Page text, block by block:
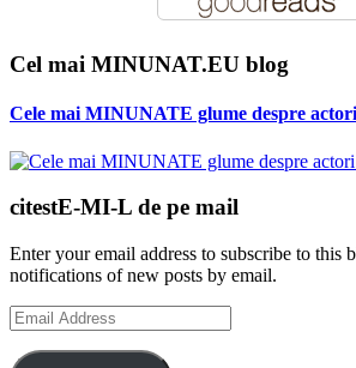
Cel mai MINUNAT.EU blog
Cele mai MINUNATE glume despre
citestE-MI-L de pe mail
Enter your email address to subscribe to this
notifications of new posts by email.
Email
Address